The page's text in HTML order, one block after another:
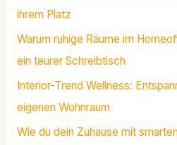
ihrem Platz
Warum ruhige Räume im
ein teurer Schreibtisch
Interior-Trend Wellness:
eigenen Wohnraum
Wie du dein Zuhause mit